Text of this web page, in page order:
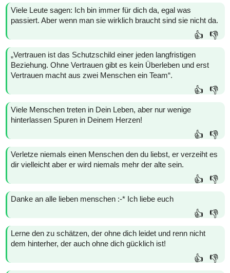
Viele Leute sagen: Ich bin immer für dich da, egal was
passiert. Aber wenn man sie wirklich braucht sind sie nicht da.
👍 👎
„Vertrauen ist das Schutzschild einer jeden langfristigen
Beziehung. Ohne Vertrauen gibt es kein Überleben und erst
Vertrauen macht aus zwei Menschen ein Team“.
👍 👎
Viele Menschen treten in Dein Leben, aber nur wenige
hinterlassen Spuren in Deinem Herzen!
👍 👎
Verletze niemals einen Menschen den du liebst, er verzeiht es
dir vielleicht aber er wird niemals mehr der alte sein.
👍 👎
Danke an alle lieben menschen :-* Ich liebe euch
👍 👎
Lerne den zu schätzen, der ohne dich leidet und renn nicht
dem hinterher, der auch ohne dich gücklich ist!
👍 👎